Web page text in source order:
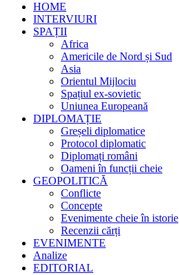
HOME
INTERVIURI
SPAȚII
Africa
Americile de Nord și Sud
Asia
Orientul Mijlociu
Spațiul ex-sovietic
Uniunea Europeană
DIPLOMAȚIE
Greșeli diplomatice
Protocol diplomatic
Diplomați români
Oameni în funcții cheie
GEOPOLITICĂ
Conflicte
Concepte
Evenimente cheie în istorie
Recenzii cărți
EVENIMENTE
Analize
EDITORIAL